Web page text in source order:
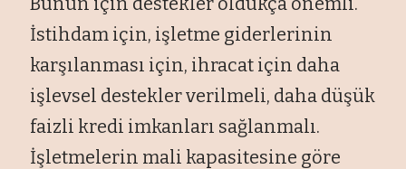
İstihdam için, işletme giderlerinin
karşılanması için, ihracat için daha
işlevsel destekler verilmeli, daha düşük
faizli kredi imkanları sağlanmalı.
İşletmelerin mali kapasitesine göre